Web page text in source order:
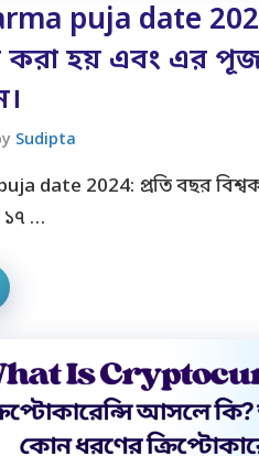
puja date
হয় এবং এর পূজা
Sudipta
date 2024: প্রতি বছর
১৭ …